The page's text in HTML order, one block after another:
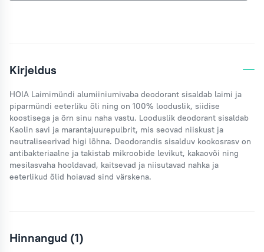
Kirjeldus
HOIA Laimimündi alumiiniumivaba deodorant sisaldab laimi ja
piparmündi eeterliku õli ning on 100% looduslik, siidise
koostisega ja õrn sinu naha vastu. Looduslik deodorant sisaldab
Kaolin savi ja marantajuurepulbrit, mis seovad niiskust ja
neutraliseerivad higi lõhna. Deodorandis sisalduv kookosrasv on
antibakteriaalne ja takistab mikroobide levikut, kakaovõi ning
mesilasvaha hooldavad, kaitsevad ja niisutavad nahka ja
eeterlikud õlid hoiavad sind värskena.
Hinnangud (1)